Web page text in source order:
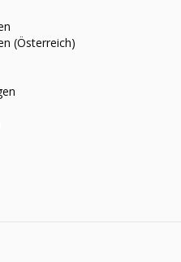
(Österreich)